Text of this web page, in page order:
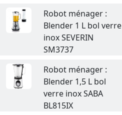
Robot ménager :
Blender 1 L bol verre
inox SEVERIN
SM3737
Robot ménager :
Blender 1,5 L bol
verre inox SABA
BL815IX